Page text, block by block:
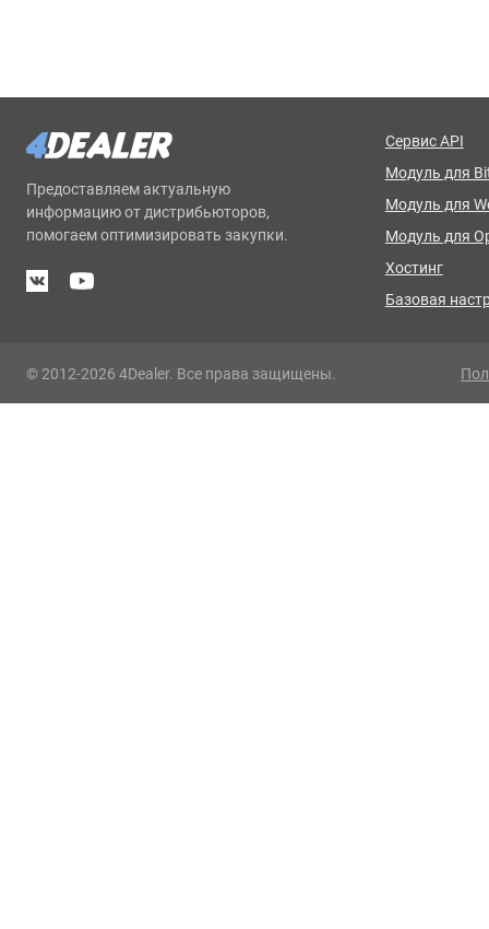
Предоставляем актуальную
информацию от дистрибьюторов,
помогаем оптимизировать закупки.
Сервис API
Модуль для
Модуль для
Модуль для
Хостинг
Базовая
© 2012-2026 4Dealer. Все права защищены.